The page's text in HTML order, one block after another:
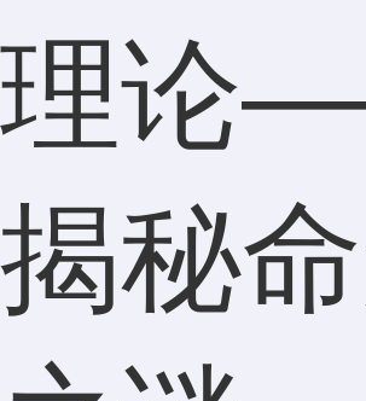
理论
揭秘